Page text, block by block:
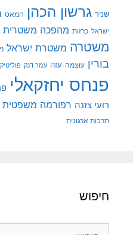
שניר גרשון הכהן חמאס
ישראל כרזות מהפכה משטרית
משטרה משטרת ישראל
בורין עוצמה עזה עמר דנק
פנחס יחזקאלי
רועי צזנה רפורמה משפטית
תרבות ארגונית
חיפוש